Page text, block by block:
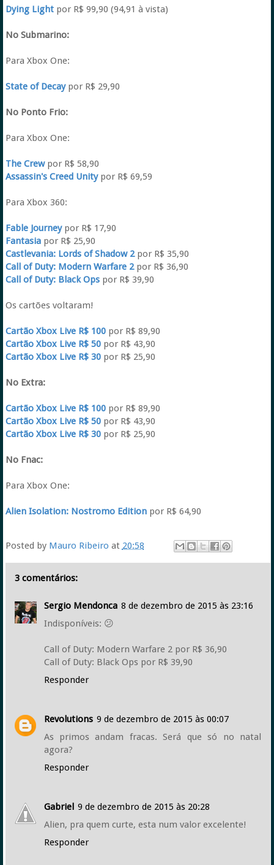
Dying Lightpor R$ 99,90 (94,91 à vista)
No Submarino:
Para Xbox One:
State of Decay por R$ 29,90
No Ponto Frio:
Para Xbox One:
The Crewpor R$ 58,90
Assassin's Creed Unitypor R$ 69,59
Para Xbox 360:
Fable Journeypor R$ 17,90
Fantasiapor R$ 25,90
Castlevania: Lords of Shadow 2por R$ 35,90
Call of Duty: Modern Warfare 2 por R$ 36,90
Call of Duty: Black Opspor R$ 39,90
Os cartões voltaram!
Cartão Xbox Live R$ 100por R$ 89,90
Cartão Xbox Live R$ 50por R$ 43,90
Cartão Xbox Live R$ 30por R$ 25,90
No Extra:
Cartão Xbox Live R$ 100por R$ 89,90
Cartão Xbox Live R$ 50por R$ 43,90
Cartão Xbox Live R$ 30por R$ 25,90
No Fnac:
Para Xbox One:
Alien Isolation: Nostromo Edition por R$ 64,90
Posted by Mauro Ribeiro at 20:58
3 comentários:
Sergio Mendonca 8 de dezembro de 2015 às 23:16
Indisponíveis: 😕
Call of Duty: Modern Warfare 2 por R$ 36,90
Call of Duty: Black Ops por R$ 39,90
Responder
Revolutions 9 de dezembro de 2015 às 00:07
As primos andam fracas. Será que só no natal
agora?
Responder
Gabriel 9 de dezembro de 2015 às 20:28
Alien, pra quem curte, esta num valor excelente!
Responder